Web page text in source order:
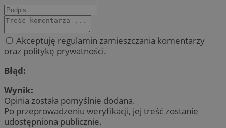
Akceptuję regulamin zamieszczania komentarzy
oraz politykę prywatności.
Błąd:
Wynik:
Opinia została pomyślnie dodana.
Po przeprowadzeniu weryfikacji, jej treść zostanie
udostępniona publicznie.